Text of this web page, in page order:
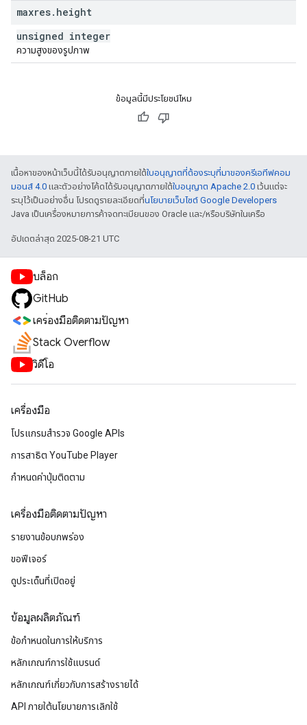
maxres. height
unsigned integer
ความสูงของรูปภาพ
ข้อมูลนี้มีประโยชน์ไหม
เนื้อหาของหน้าเว็บนี้ได้รับอนุญาตภายใต้ใบอนุญาตที่ต้องระบุที่มาของครีเอทีฟคอม
มอนส์ 4.0 และตัวอย่างโค้ดได้รับอนุญาตภายใต้ใบอนุญาต Apache 2.0 เว้นแต่จะ
ระบุไว้เป็นอย่างอื่น โปรดดูรายละเอียดที่นโยบายเว็บไซต์ Google Developers
Java เป็นเครื่องหมายการค้าจดทะเบียนของ Oracle และ/หรือบริษัทในเครือ
อัปเดตล่าสุด 2025-08-21 UTC
บล็อก
GitHub
เครื่องมือติดตามปัญหา
Stack Overflow
วิดีโอ
เครื่องมือ
โปรแกรมสำรวจ Google APIs
การสาธิต YouTube Player
กำหนดค่าปุ่มติดตาม
เครื่องมือติดตามปัญหา
รายงานข้อบกพร่อง
ขอฟีเจอร์
ดูประเด็นที่เปิดอยู่
ข้อมูลผลิตภัณฑ์
ข้อกำหนดในการให้บริการ
หลักเกณฑ์การใช้แบรนด์
หลักเกณฑ์เกี่ยวกับการสร้างรายได้
API ภายใต้นโยบายการเลิกใช้